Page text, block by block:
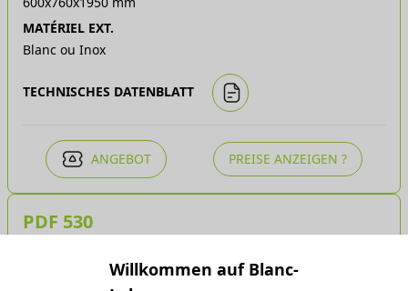
Willkommen auf Blanc-
MATÉRIEL EXT.
Blanc ou Inox
TECHNISCHES DATENBLATT
ANGEBOT PREISE ANZEIGEN ?
PDF 530